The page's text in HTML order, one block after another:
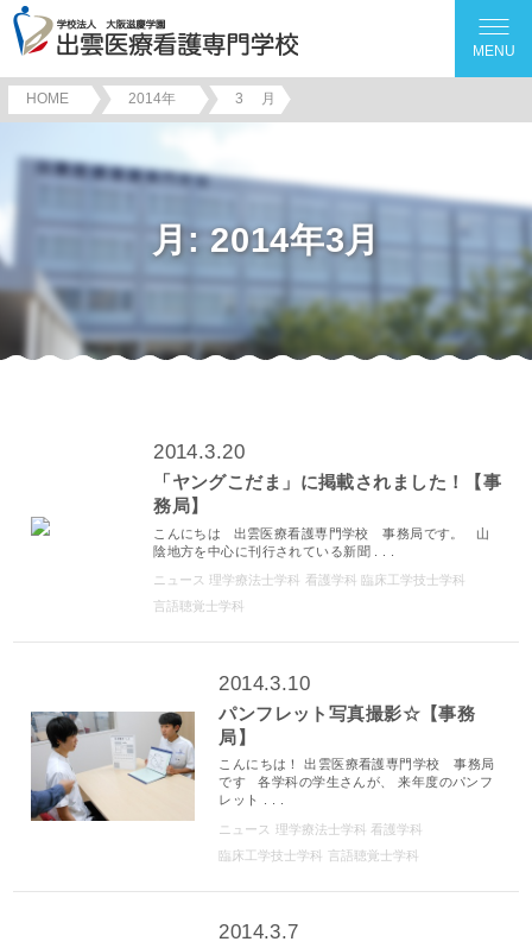
MENU
HOME 2014年 3 月
月:2014年3月
2014.3.20
「ヤングこだま」に掲載されました！【事
務局】
こんにちは 出雲医療看護専門学校 事務局です。 山
陰地方を中心に刊行されている新聞 . . .
ニュース 理学療法士学科 看護学科 臨床工学技士学科
言語聴覚士学科
2014.3.10
パンフレット写真撮影☆【事務
局】
こんにちは！ 出雲医療看護専門学校 事務局
です 各学科の学生さんが、 来年度のパンフ
レット . . .
ニュース 理学療法士学科 看護学科
臨床工学技士学科 言語聴覚士学科
2014.3.7